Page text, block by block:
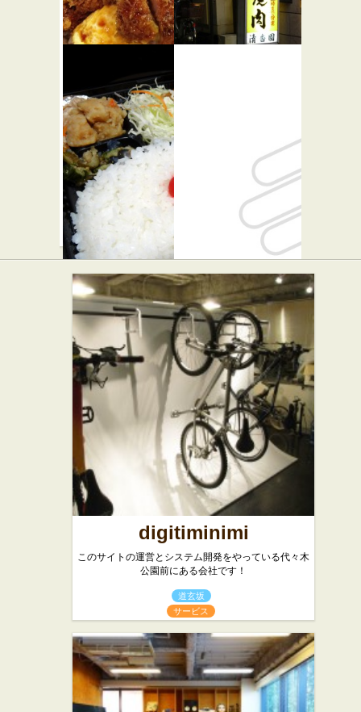
瑞兆 ★★★
和食
千葉屋
弁当・惣菜
Lil' Rire
カフェ・喫茶店
digitiminimi
このサイトの運営とシステム開発をやっている代々木
公園前にある会社です！
道玄坂
サービス